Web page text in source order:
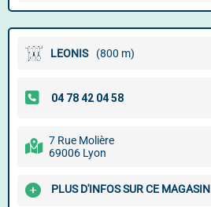
LEONIS (800 m)
7 Rue Molière
69006 Lyon
PLUS D'INFOS SUR CE MAGASIN